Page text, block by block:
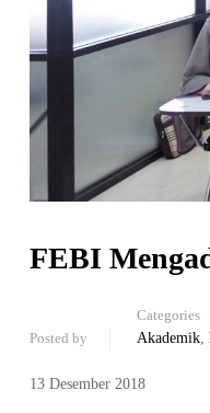
FEBI
Posted by
Categories
Akademik
13 Desember 2018